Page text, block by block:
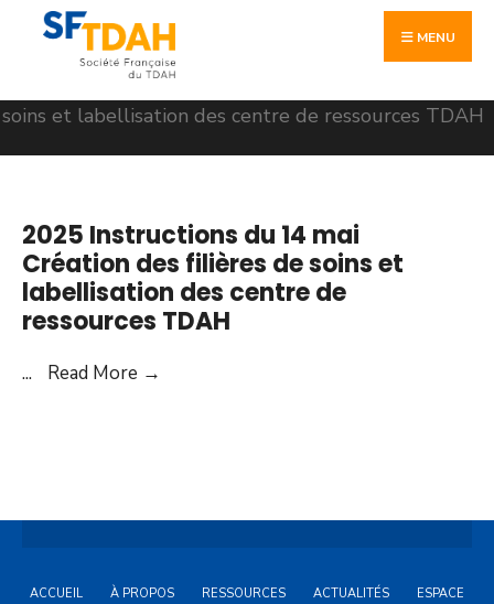
Skip
content
MENU
2025 Instructions du 14 mai
Création des filières de soins et
labellisation des centre de
ressources TDAH
... Read More →
Création
ACCUEIL À PROPOS RESSOURCES ACTUALITÉS ESPACE
Search
for: